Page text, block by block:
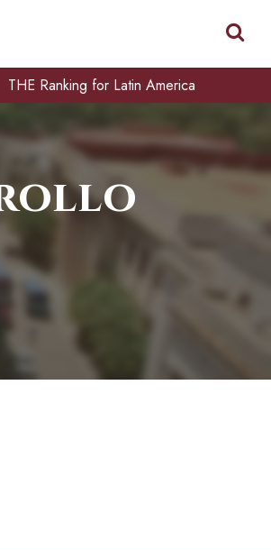
THE Ranking for Latin America